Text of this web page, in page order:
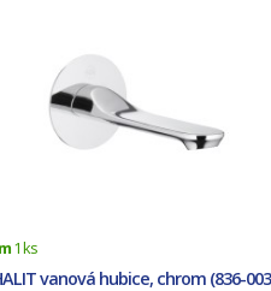
1 ks
vanová hubice, chrom (836-